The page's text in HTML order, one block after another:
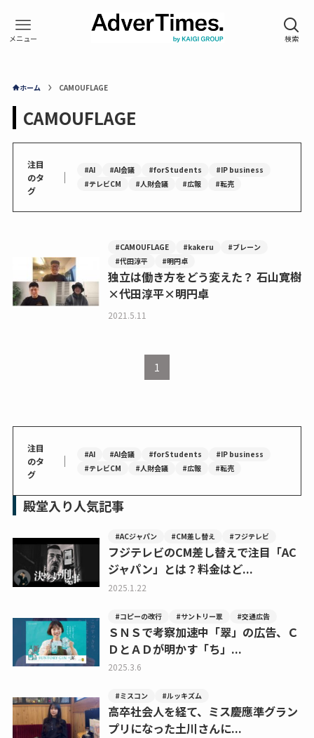
ホーム CAMOUFLAGE
CAMOUFLAGE
注目
のタ
グ
｜ #AI #AI会議 #forStudents
#IP business
#テレビCM
#人財会議 #広報 #転売
#CAMOUFLAGE #kakeru
#ブレーン
#代田淳平
#明円卓
独立は働き方をどう変えた？ 石山寛樹
×代田淳平×明円卓
2021.5.11
1
注目
のタ
グ
｜ #AI #AI会議 #forStudents
#IP business
#テレビCM
#人財会議 #広報 #転売
殿堂入り人気記事
#ACジャパン #CM差し替え #フジテレビ
フジテレビのCM差し替えで注目「AC
ジャパン」とは？料金はど...
2025.1.22
#コピーの改行 #サントリー翠 #交通広告
ＳＮＳで考察加速中「翠」の広告、Ｃ
ＤとＡＤが明かす「ち」...
2025.3.6
#ミスコン #ルッキズム
高卒社会人を経て、ミス慶應準グラン
プリになった土川さんに...